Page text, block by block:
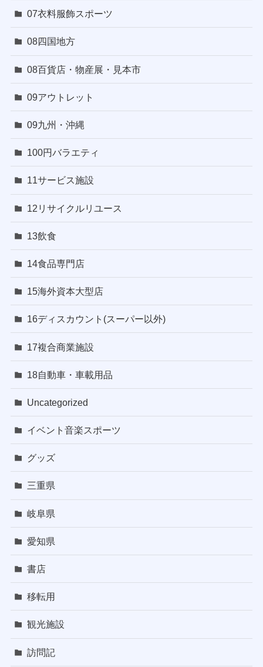
07衣料服飾スポーツ
08四国地方
08百貨店・物産展・見本市
09アウトレット
09九州・沖縄
100円バラエティ
11サービス施設
12リサイクルリユース
13飲食
14食品専門店
15海外資本大型店
16ディスカウント(スーパー以外)
17複合商業施設
18自動車・車載用品
Uncategorized
イベント音楽スポーツ
グッズ
三重県
岐阜県
愛知県
書店
移転用
観光施設
訪問記